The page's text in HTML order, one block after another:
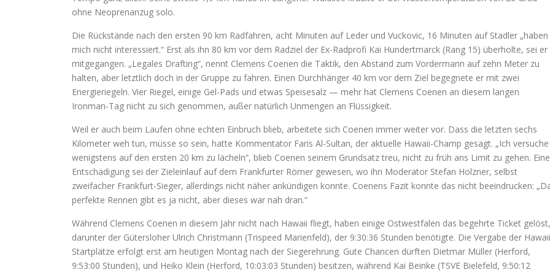
ohne Neoprenanzug solo.
Die Rückstände nach den ersten 90 km Radfahren, acht Minuten auf Leder und Vuckovic, 16 Minuten auf Stadler „haben
mich nicht interessiert.“ Erst als ihn 80 km vor dem Radziel der Ex-Radprofi Kai Hundertmarck (Rang 15) überholte, sei er
mitgegangen. „Legales Drafting“, nennt Clemens Coenen die Taktik, den Abstand zum Vordermann auf zehn Meter zu
halten, aber letztlich doch in der Gruppe zu fahren. Einen Durchhänger 40 km vor dem Ziel begegnete er mit zwei
Energieriegeln. Vier Riegel, einige Gel-Pads und etwas Speisesalz — mehr hat Clemens Coenen an diesem langen
Ironman-Tag nicht zu sich genommen, außer natürlich Unmengen an Flüssigkeit.
Weil er auch beim Laufen ohne echten Einbruch blieb, arbeitete sich Coenen immer weiter vor. Dass die letzten sechs
Kilometer weh tun, müsse so sein, hatte Kommentator Faris Al-Sultan, der aktuelle Hawaii-Champ gesagt. „Ich versuche
wenigstens auf den ersten 20 km zu lächeln“, blieb Coenen seinem Grundsatz treu, nicht zu früh ans Limit zu gehen. Eine
Entschädigung sei der Zieleinlauf auf dem Frankfurter Römer gewesen, wo ihn Moderator Stefan Holzner, selbst
zweifacher Frankfurt-Sieger, allerdings nicht näher ankündigen konnte. Coenens Fazit konnte das nicht beeindrucken:
perfekte Rennen gibt es ja nicht, aber dieses war nah dran.“
Während Clemens Coenen in diesem Jahr nicht nach Hawaii fliegt, haben einige Ostwestfalen das begehrte Ticket gelöst,
darunter der Gütersloher Ulrich Christmann (Trispeed Marienfeld), der 9:30:36 Stunden benötigte. Die Vergabe der
Startplätze erfolgt erst am heutigen Montag nach der Siegerehrung. Gute Chancen dürften Dietmar Müller (Herford,
9:53:00 Stunden), und Heiko Klein (Herford, 10:03:03 Stunden) besitzen, während Kai Beinke (TSVE Bielefeld, 9:50:12